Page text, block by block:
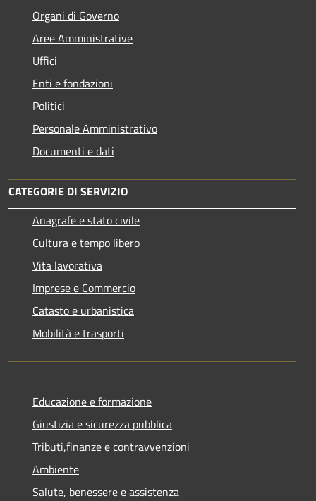
Organi di Governo
Aree Amministrative
Uffici
Enti e fondazioni
Politici
Personale Amministrativo
Documenti e dati
CATEGORIE DI SERVIZIO
Anagrafe e stato civile
Cultura e tempo libero
Vita lavorativa
Imprese e Commercio
Catasto e urbanistica
Mobilità e trasporti
Educazione e formazione
Giustizia e sicurezza pubblica
Tributi,finanze e contravvenzioni
Ambiente
Salute, benessere e assistenza